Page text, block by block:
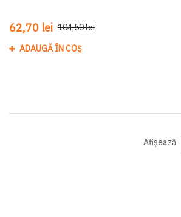
62,70 lei 104,50 lei
ADAUGĂ ÎN COȘ
Afișează